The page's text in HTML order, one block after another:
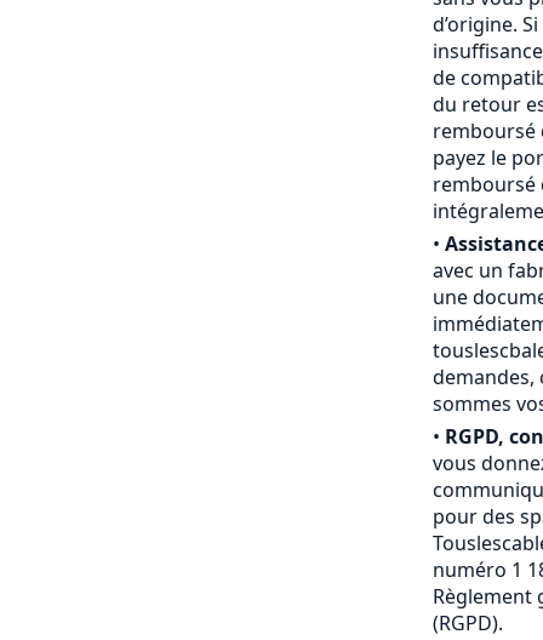
d’origine.
de
du retour
remboursé
payez le
remboursé
•
avec un
une
demandes,
sommes
• RGPD,
vous
pour des
numéro 1
Règlement
(RGPD).